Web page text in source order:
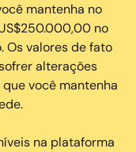
mantenha no
no
Os valores de fato
alterações
você mantenha
na plataforma